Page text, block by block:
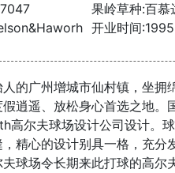
果岭草种:百慕
开业时间
的广州增城市仙村镇，坐拥
逍遥、放松身心首选之地。
尔夫球场设计公司设计。
精心的设计别具一格，充分
球场令长期来此打球的高尔